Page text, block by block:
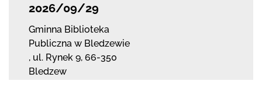
2026/09/29
Gminna Biblioteka
Publiczna w Bledzewie
, ul. Rynek 9, 66-350
Bledzew